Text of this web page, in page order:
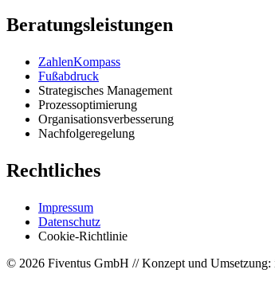
Beratungsleistungen
ZahlenKompass
Fußabdruck
Strategisches Management
Prozessoptimierung
Organisationsverbesserung
Nachfolgeregelung
Rechtliches
Impressum
Datenschutz
Cookie-Richtlinie
© 2026 Fiventus GmbH // Konzept und Umsetzung: